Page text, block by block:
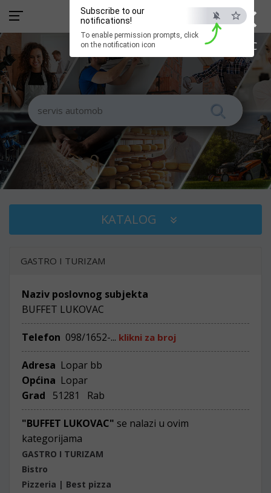
×
ESC
Subscribe to our
notifications!
To enable permission prompts, click
on the notification icon
KATALOG
GASTRO I TURIZAM
Naziv poslovnog subjekta
BUFFET LUKOVAC
Telefon 098/1652-... klikni za broj
Adresa Lopar bb
Općina Lopar
Grad
51281 Rab
"BUFFET LUKOVAC" se nalazi u ovim
kategorijama
GASTRO I TURIZAM
Bistro
Pizzeria | Best pizza